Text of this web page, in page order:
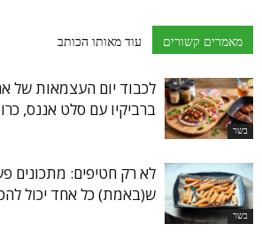
מאמרים קשורים עוד מאותו הכותב
בשר
לכבוד יום העצמאות של
ברביקיו עם סלט אננס,
בשר
לא רק חטיפים: מתכונים
ש(באמת) כל אחד יכול